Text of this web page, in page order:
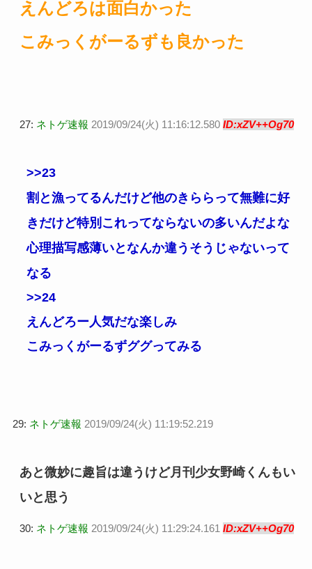
えんどろは面白かった
こみっくがーるずも良かった
27: ネトゲ速報 2019/09/24(火) 11:16:12.580 ID:xZV++Og70
>>23
割と漁ってるんだけど他のきららって無難に好
きだけど特別これってならないの多いんだよな
心理描写感薄いとなんか違うそうじゃないって
なる
>>24
えんどろー人気だな楽しみ
こみっくがーるずググってみる
29: ネトゲ速報 2019/09/24(火) 11:19:52.219
あと微妙に趣旨は違うけど月刊少女野崎くんもい
いと思う
30: ネトゲ速報 2019/09/24(火) 11:29:24.161 ID:xZV++Og70